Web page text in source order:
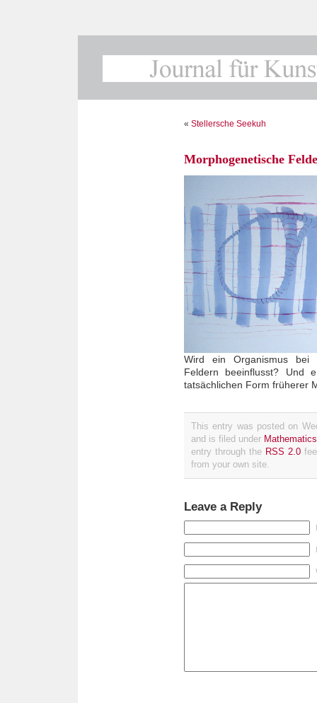
« Stellersche Seekuh
Morphogenetische
Wird ein Organismus bei
Feldern beeinflusst? Und
tatsächlichen Form früherer
This entry was posted on
and is filed under Mathematics
entry through the RSS 2.0
from your own site.
Leave a Reply